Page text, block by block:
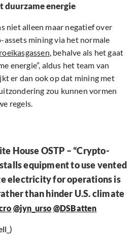
duurzame energie
niet alleen maar negatief over
mining via het normale
, behalve als het gaat
energie”, aldus het team van
er dan ook op dat mining met
zou kunnen vormen
regels.
House OSTP – “Crypto-
equipment to use vented
electricity for operations is
than hinder U.S. climate
@jyn_urso @DSBatten